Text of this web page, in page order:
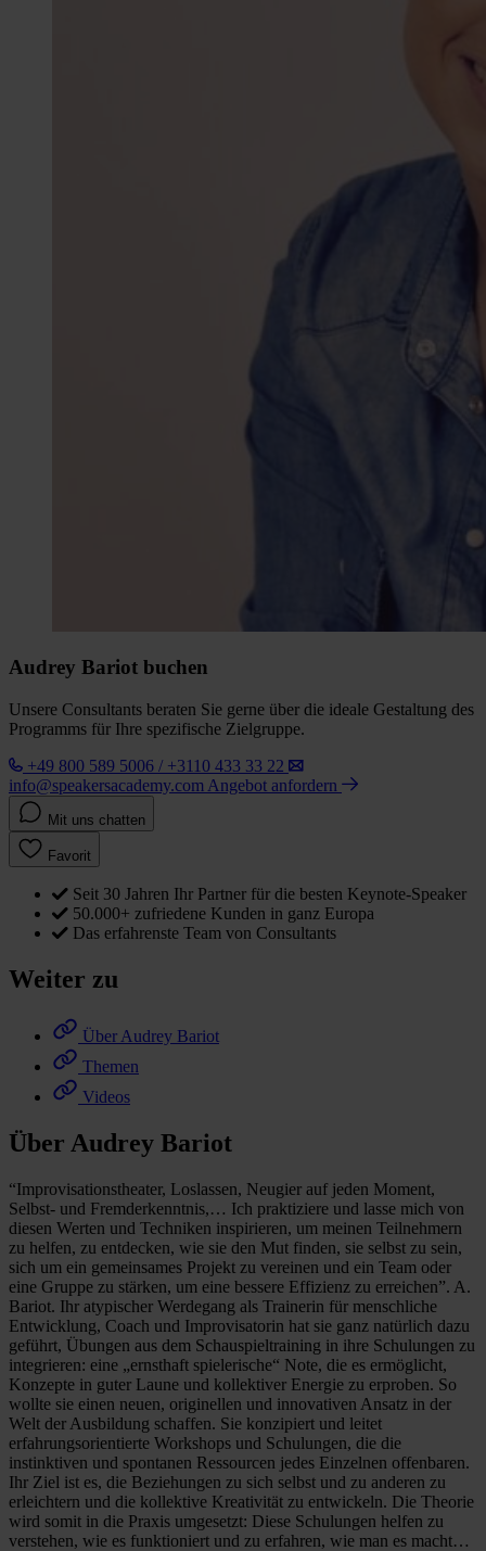
Audrey Bariot buchen
Unsere Consultants beraten Sie gerne über die ideale Gestaltung des
Programms für Ihre spezifische Zielgruppe.
+49 800 589 5006 / +3110 433 33 22
info@speakersacademy.com Angebot anfordern
Mit uns chatten
Favorit
Seit 30 Jahren Ihr Partner für die besten Keynote-Speaker
50.000+ zufriedene Kunden in ganz Europa
Das erfahrenste Team von Consultants
Weiter zu
Über Audrey Bariot
Themen
Videos
Über Audrey Bariot
“Improvisationstheater, Loslassen, Neugier auf jeden Moment,
Selbst- und Fremderkenntnis,… Ich praktiziere und lasse mich von
diesen Werten und Techniken inspirieren, um meinen Teilnehmern
zu helfen, zu entdecken, wie sie den Mut finden, sie selbst zu sein,
sich um ein gemeinsames Projekt zu vereinen und ein Team oder
eine Gruppe zu stärken, um eine bessere Effizienz zu erreichen”. A.
Bariot. Ihr atypischer Werdegang als Trainerin für menschliche
Entwicklung, Coach und Improvisatorin hat sie ganz natürlich dazu
geführt, Übungen aus dem Schauspieltraining in ihre Schulungen zu
integrieren: eine „ernsthaft spielerische“ Note, die es ermöglicht,
Konzepte in guter Laune und kollektiver Energie zu erproben. So
wollte sie einen neuen, originellen und innovativen Ansatz in der
Welt der Ausbildung schaffen. Sie konzipiert und leitet
erfahrungsorientierte Workshops und Schulungen, die die
instinktiven und spontanen Ressourcen jedes Einzelnen offenbaren.
Ihr Ziel ist es, die Beziehungen zu sich selbst und zu anderen zu
erleichtern und die kollektive Kreativität zu entwickeln. Die Theorie
wird somit in die Praxis umgesetzt: Diese Schulungen helfen zu
verstehen, wie es funktioniert und zu erfahren, wie man es macht…